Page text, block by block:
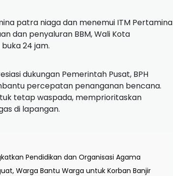
patra niaga dan menemui ITM Pertamina
dan penyaluran BBM, Wali Kota
24 jam.
dukungan Pemerintah Pusat, BPH
percepatan penanganan bencana.
tetap waspada, memprioritaskan
di lapangan.
Pendidikan dan Organisasi Agama
Warga Bantu Warga untuk Korban Banjir